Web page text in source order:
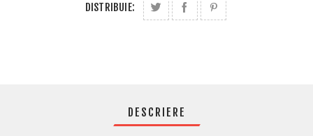
DISTRIBUIE:
DESCRIERE